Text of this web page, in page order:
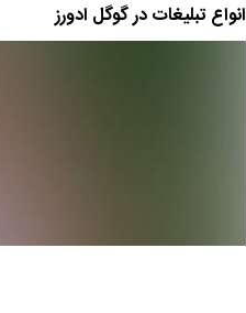
انواع تبلیغات در گوگل ادورز